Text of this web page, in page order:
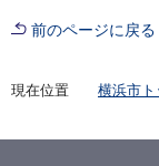
前のページに戻る
現在位置 横浜市ト
エアゾ
エアゾ